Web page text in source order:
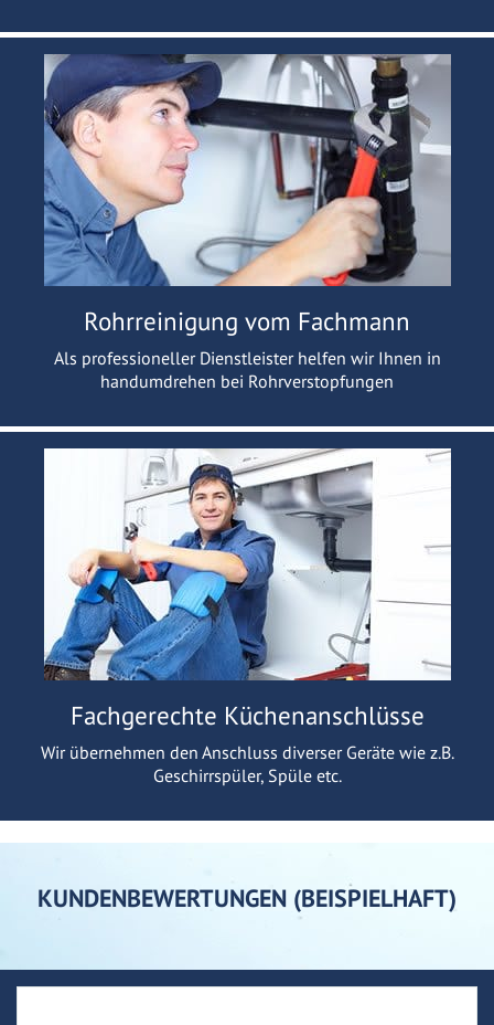
Rohrreinigung vom Fachmann
Als professioneller Dienstleister helfen wir Ihnen in
handumdrehen bei Rohrverstopfungen
Fachgerechte Küchenanschlüsse
Wir übernehmen den Anschluss diverser Geräte wie z.B.
Geschirrspüler, Spüle etc.
KUNDENBEWERTUNGEN (BEISPIELHAFT)